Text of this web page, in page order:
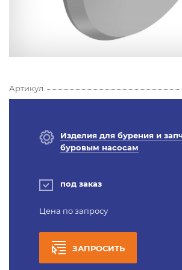
Артикул
Изделия для бурения и
буровым насосам
под заказ
Цена по запросу
ЗАПРОСИТЬ